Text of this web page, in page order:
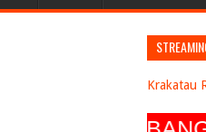
Krakatau